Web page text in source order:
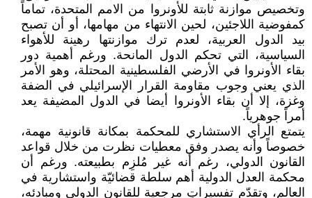
وتخصيص موازنة ثابتة للأونروا من الامم المتحدة، تماماً
كمفوضية اللاجئين، لحين الانتهاء من مهامها، أو أن تصبح
بيد الدول العربية، لعدم ترك موازنتها رهينة للأهواء
السياسية، التي تحكم الدول المانحة. ورغم أهمية دور
بقاء الأونروا في الأرضي الفلسطينية المحتلة، وهو الأمر
الذي يعني وجوب مقاومة القرار الإسرائيلي في الضفة
وغزة، إلا أن بقاء الأونروا أيضا في الدول المضيفة يعد
أمراً جوهرياً.
يتمتع الرأي الاستشاري للمحكمة بمكانة قانونية مهمة،
خصوصاً وأنه يصدر وفق معطيات نظرت من خلال قواعد
القانون الدولي، رغم أنه غير مُلزِم بطبيعته. ورغم أن
محكمة العدل الدولية أهم سلطة قضائيّة واستشارية في
العالم، وتقدّم تفسيراتٍ مرجعية للقانون الدولي ومبادئه،